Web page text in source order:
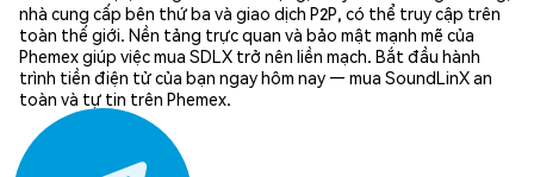
nhà cung cấp bên thứ ba và giao dịch P2P, có thể truy cập trên
toàn thế giới. Nền tảng trực quan và bảo mật mạnh mẽ của
Phemex giúp việc mua SDLX trở nên liền mạch. Bắt đầu hành
trình tiền điện tử của bạn ngay hôm nay — mua SoundLinX an
toàn và tự tin trên Phemex.